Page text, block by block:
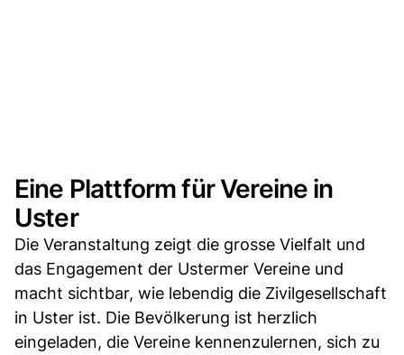
Eine Plattform für Vereine in
Uster
Die Veranstaltung zeigt die grosse Vielfalt und
das Engagement der Ustermer Vereine und
macht sichtbar, wie lebendig die Zivilgesellschaft
in Uster ist. Die Bevölkerung ist herzlich
eingeladen, die Vereine kennenzulernen, sich zu